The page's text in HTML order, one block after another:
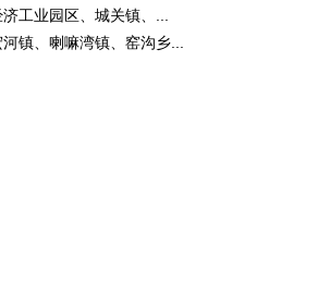
工业园区、城关镇、...
镇、喇嘛湾镇、窑沟乡...